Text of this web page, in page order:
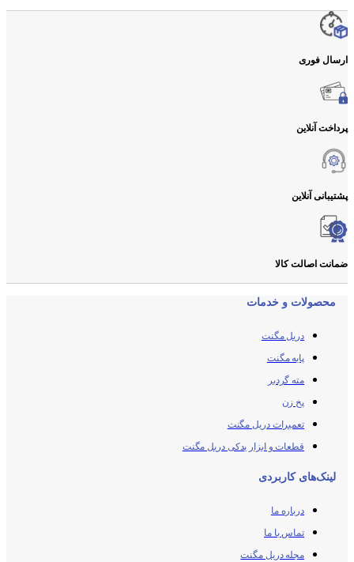
ارسال فوری
پرداخت آنلاین
پشتیبانی آنلاین
ضمانت اصالت کالا
محصولات و خدمات
دریل مگنت
پایه مگنت
مته گردبر
پخ زن
تعمیرات دریل مگنت
قطعات و ابزار یدکی دریل مگنت
لینک‌های کاربردی
درباره ما
تماس با ما
مجله دریل مگنت